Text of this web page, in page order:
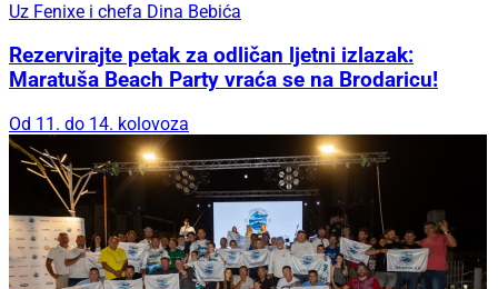
Uz Fenixe i chefa Dina Bebića
Rezervirajte petak za odličan ljetni izlazak:
Maratuša Beach Party vraća se na Brodaricu!
Od 11. do 14. kolovoza